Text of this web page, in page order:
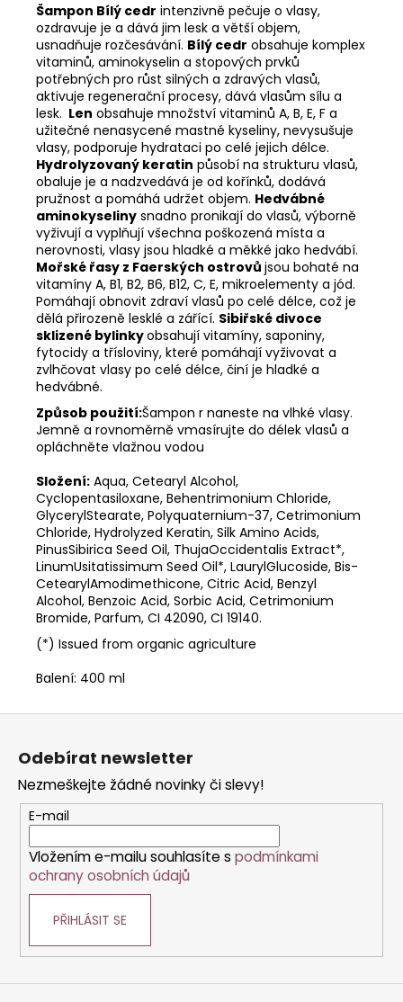
Šampon Bílý cedr intenzivně pečuje o vlasy,
ozdravuje je a dává jim lesk a větší objem,
usnadňuje rozčesávání. Bílý cedr obsahuje komplex
vitaminů, aminokyselin a stopových prvků
potřebných pro růst silných a zdravých vlasů,
aktivuje regenerační procesy, dává vlasům sílu a
lesk. Len obsahuje množství vitaminů A, B, E, F a
užitečné nenasycené mastné kyseliny, nevysušuje
vlasy, podporuje hydrataci po celé jejich délce.
Hydrolyzovaný keratin působí na strukturu vlasů,
obaluje je a nadzvedává je od kořínků, dodává
pružnost a pomáhá udržet objem. Hedvábné
aminokyseliny snadno pronikají do vlasů, výborně
vyživují a vyplňují všechna poškozená místa a
nerovnosti, vlasy jsou hladké a měkké jako hedvábí.
Mořské řasy z Faerských ostrovů jsou bohaté na
vitamíny A, B1, B2, B6, B12, C, E, mikroelementy a jód.
Pomáhají obnovit zdraví vlasů po celé délce, což je
dělá přirozeně lesklé a zářící. Sibiřské divoce
sklizené bylinkyobsahují vitamíny, saponiny,
fytocidy a třísloviny, které pomáhají vyživovat a
zvlhčovat vlasy po celé délce, činí je hladké a
hedvábné.
Způsob použití:Šampon r naneste na vlhké vlasy.
Jemně a rovnoměrně vmasírujte do délek vlasů a
opláchněte vlažnou vodou
Složení: Aqua, Cetearyl Alcohol,
Cyclopentasiloxane, Behentrimonium Chloride,
GlycerylStearate, Polyquaternium-37, Cetrimonium
Chloride, Hydrolyzed Keratin, Silk Amino Acids,
PinusSibirica Seed Oil, ThujaOccidentalis Extract*,
LinumUsitatissimum Seed Oil*, LaurylGlucoside, Bis-
CetearylAmodimethicone, Citric Acid, Benzyl
Alcohol, Benzoic Acid, Sorbic Acid, Cetrimonium
Bromide, Parfum, CI 42090, CI 19140.
(*) Issued from organic agriculture
Balení: 400 ml
Z
Odebírat newsletter
Nezmeškejte žádné novinky či slevy!
E-mail
Vložením e-mailu souhlasíte s podmínkami
ochrany osobních údajů
PŘIHLÁSIT SE